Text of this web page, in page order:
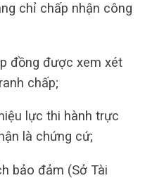
chỉ chấp nhận công
đồng được xem xét
chấp;
lực thi hành trực
là chứng cứ;
bảo đảm (Sở Tài